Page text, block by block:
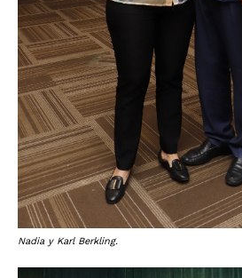
Nadia y Karl Berkling.